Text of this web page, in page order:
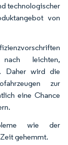
technologischer
von
leichten,
Daher wird die
zur
eine Chance
wie der
gehemmt.